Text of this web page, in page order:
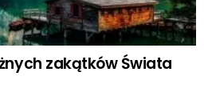
zakątków Świata